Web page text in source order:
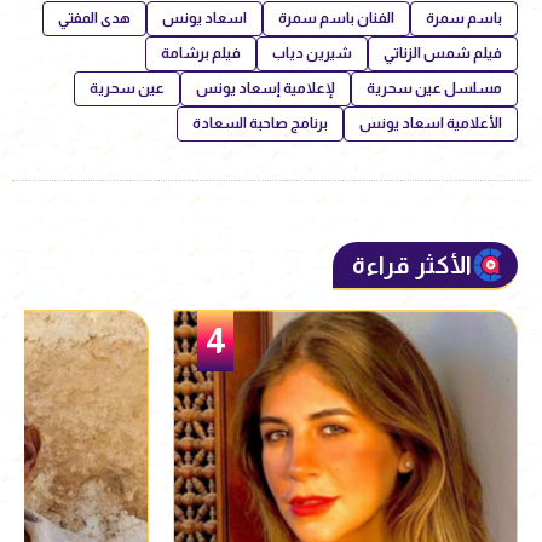
باسم سمرة الفنان باسم سمرة اسعاد يونس هدى المفتي
فيلم شمس الزناتي شيرين دياب فيلم برشامة
مسلسل عين سحرية لإعلامية إسعاد يونس عين سحرية
الأعلامية اسعاد يونس برنامج صاحبة السعادة
الأكثر قراءة
5